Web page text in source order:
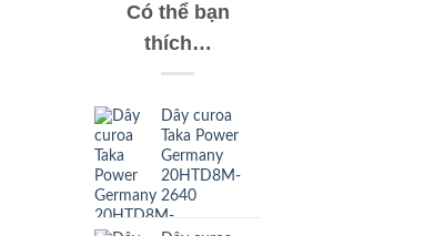
Có thể bạn
thích…
Dây curoa
Taka Power
Germany
20HTD8M-
2640